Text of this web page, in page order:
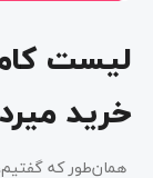
لیست
خرید